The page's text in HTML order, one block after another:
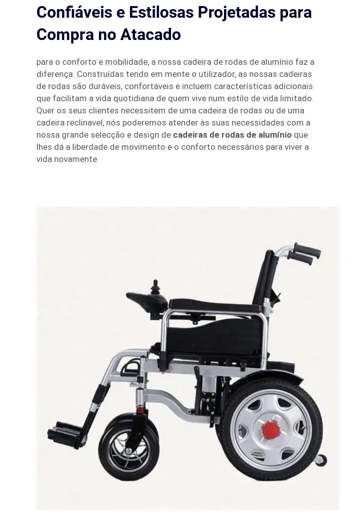
Confiáveis e Estilosas Projetadas para
Compra no Atacado
para o conforto e mobilidade, a nossa cadeira de rodas de alumínio faz a
diferença. Construídas tendo em mente o utilizador, as nossas cadeiras
de rodas são duráveis, confortáveis e incluem características adicionais
que facilitam a vida quotidiana de quem vive num estilo de vida limitado.
Quer os seus clientes necessitem de uma cadeira de rodas ou de uma
cadeira reclinavel, nós poderemos atender às suas necessidades com a
nossa grande selecção e design de cadeiras de rodas de alumínio que
lhes dá a liberdade de movimento e o conforto necessários para viver a
vida novamente.